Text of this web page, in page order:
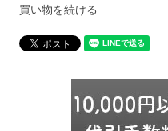
買い物を続ける